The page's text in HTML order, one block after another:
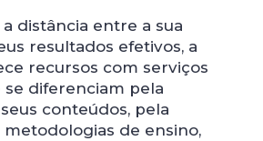
distância entre a sua
resultados efetivos, a
recursos com serviços
se diferenciam pela
conteúdos, pela
metodologias de ensino,